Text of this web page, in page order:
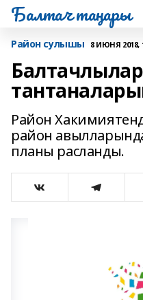
Балтач таңнары
Район сулышы 8 ИЮНЯ 2018,
Район
район
планы расланды.